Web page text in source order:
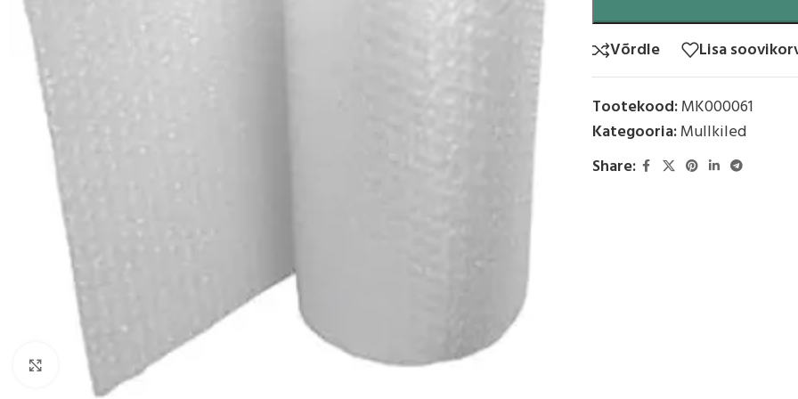
Suurenda
Võrdle Lisa
Tootekood:MK000061
Kategooria:Mullkiled
Share: